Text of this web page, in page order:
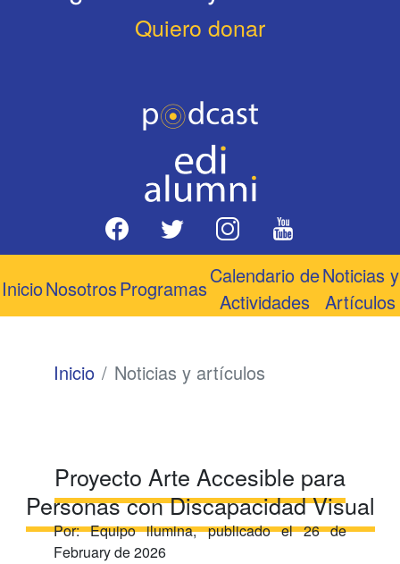
Quiero donar
InicioNosotrosProgramas
Calendario de
Actividades
Noticias y
Artículos
Inicio Noticias y artículos
Proyecto Arte Accesible para
Personas con Discapacidad Visual
Por:Equipo ilumina, publicado el26 de
February de 2026